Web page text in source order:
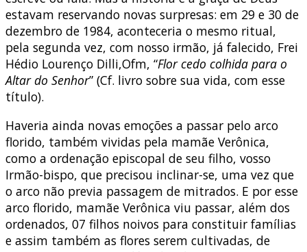
estavam reservando novas surpresas: em 29 e 30 de
dezembro de 1984, aconteceria o mesmo ritual,
pela segunda vez, com nosso irmão, já falecido, Frei
Hédio Lourenço Dilli,Ofm, “Flor cedo colhida para o
Altar do Senhor” (Cf. livro sobre sua vida, com esse
título).
Haveria ainda novas emoções a passar pelo arco
florido, também vividas pela mamãe Verônica,
como a ordenação episcopal de seu filho, vosso
Irmão-bispo, que precisou inclinar-se, uma vez que
o arco não previa passagem de mitrados. E por esse
arco florido, mamãe Verônica viu passar, além dos
ordenados, 07 filhos noivos para constituir famílias
e assim também as flores serem cultivadas, de